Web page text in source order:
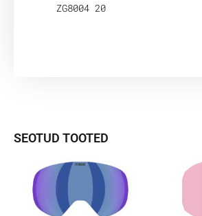
ZG8004 20
SEOTUD TOOTED